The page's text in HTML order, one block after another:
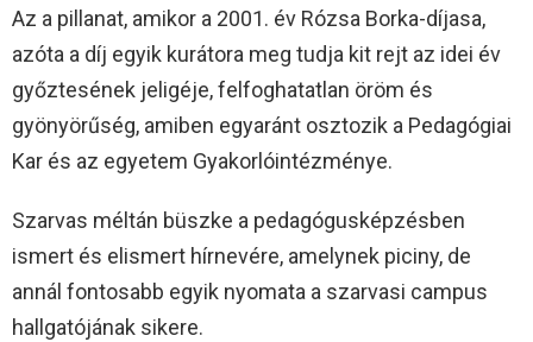
Az a pillanat, amikor a 2001. év Rózsa Borka-díjasa,
azóta a díj egyik kurátora meg tudja kit rejt az idei év
győztesének jeligéje, felfoghatatlan öröm és
gyönyörűség, amiben egyaránt osztozik a Pedagógiai
Kar és az egyetem Gyakorlóintézménye.
Szarvas méltán büszke a pedagógusképzésben
ismert és elismert hírnevére, amelynek piciny, de
annál fontosabb egyik nyomata a szarvasi campus
hallgatójának sikere.